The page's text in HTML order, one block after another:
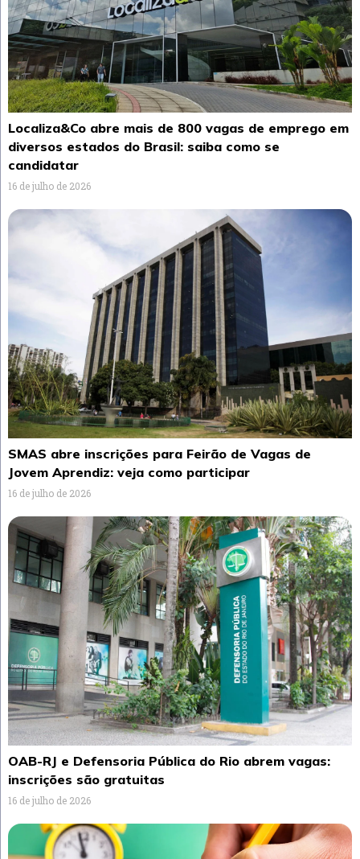
Localiza&Co abre mais de 800 vagas de emprego em
diversos estados do Brasil: saiba como se
candidatar
16 de julho de 2026
SMAS abre inscrições para Feirão de Vagas de
Jovem Aprendiz: veja como participar
16 de julho de 2026
OAB-RJ e Defensoria Pública do Rio abrem vagas:
inscrições são gratuitas
16 de julho de 2026